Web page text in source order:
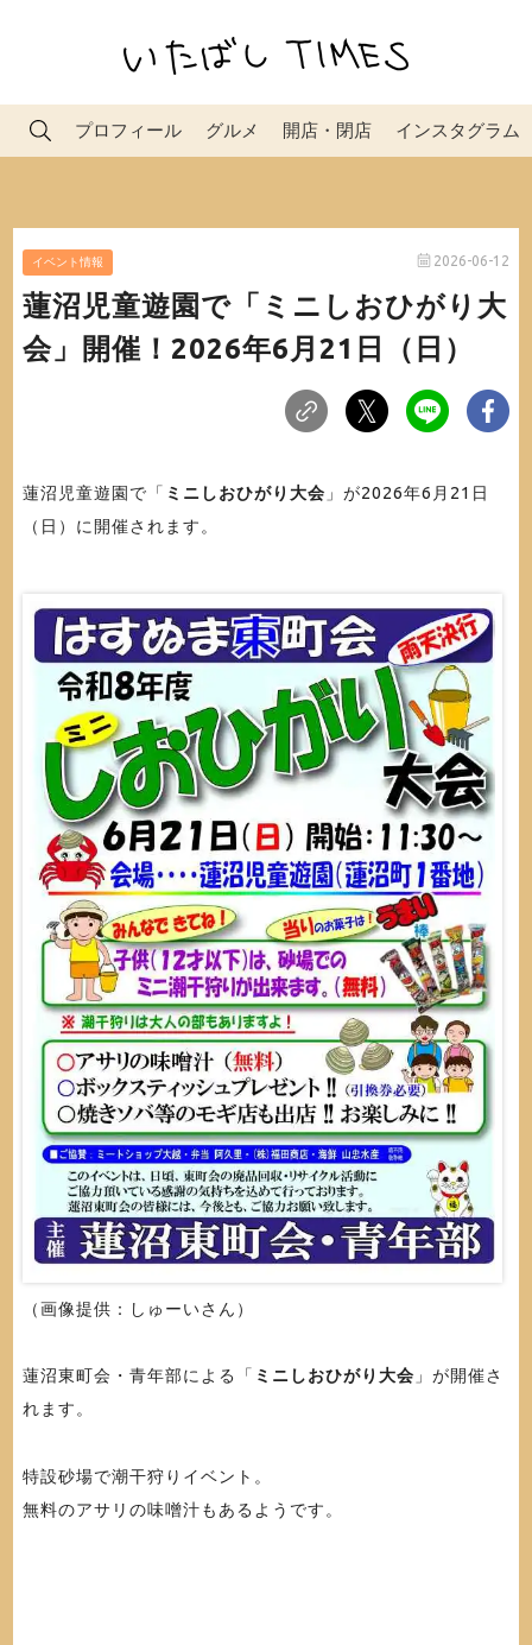
プロフィール グルメ 開店・閉店 インスタグラム
イベント情報 2026-06-12
蓮沼児童遊園で「ミニしおひがり大
会」開催！2026年6月21日（日）
蓮沼児童遊園で「 ミニしおひがり大会 」が2026年6月21日
（日）に開催されます。
（画像提供：しゅーいさん）
蓮沼東町会・青年部による「 ミニしおひがり大会 」が開催さ
れます。
特設砂場で潮干狩りイベント。
無料のアサリの味噌汁もあるようです。